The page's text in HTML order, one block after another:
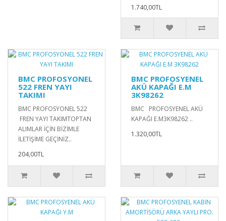
1.740,00TL
BMC PROFOSYONEL
522 FREN YAYI
TAKIMI
BMC PROFOSYONEL 522
FREN YAYI TAKIMTOPTAN
ALIMLAR İÇİN BİZİMLE
İLETİŞİME GEÇİNİZ..
204,00TL
BMC PROFOSYENEL
AKÜ KAPAĞI E.M
3K98262
BMC PROFOSYENEL AKÜ
KAPAĞI E.M3K98262 ..
1.320,00TL